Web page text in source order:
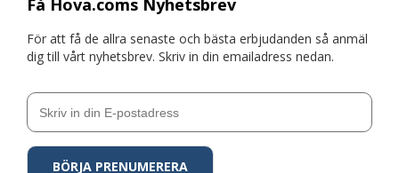
För att få de allra senaste och bästa erbjudanden så anmäl
dig till vårt nyhetsbrev. Skriv in din emailadress nedan.